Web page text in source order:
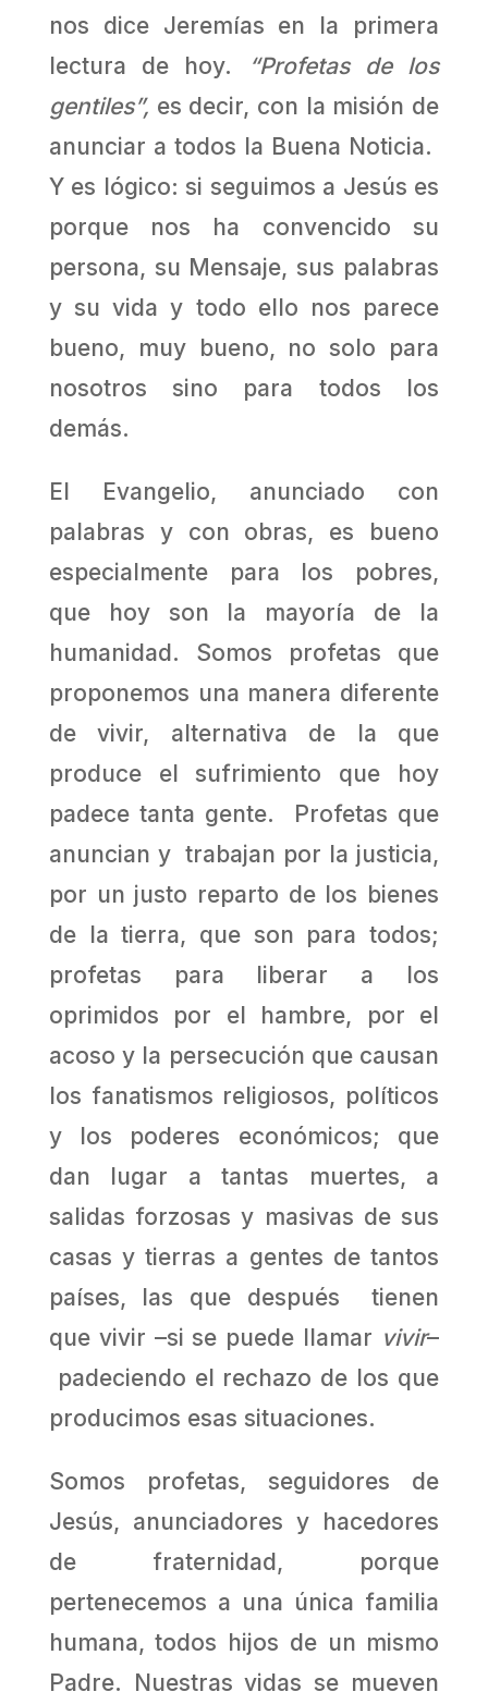
nos dice Jeremías en la primera
lectura de hoy.
“Profetas de los
gentiles”, es decir, con la misión de
anunciar a todos la Buena Noticia.
Y es lógico: si seguimos a Jesús es
porque nos ha convencido su
persona, su Mensaje, sus palabras
y su vida y todo ello nos parece
bueno, muy bueno, no solo para
nosotros sino para todos los
demás.
El Evangelio, anunciado con
palabras y con obras, es bueno
especialmente para los pobres,
que hoy son la mayoría de la
humanidad. Somos profetas que
proponemos una manera diferente
de vivir, alternativa de la que
produce el sufrimiento que hoy
padece tanta gente. Profetas que
anuncian y trabajan por la justicia,
por un justo reparto de los bienes
de la tierra, que son para todos;
profetas para liberar a los
oprimidos por el hambre, por el
acoso y la persecución que causan
los fanatismos religiosos, políticos
y los poderes económicos; que
dan lugar a tantas muertes, a
salidas forzosas y masivas de sus
casas y tierras a gentes de tantos
países, las que después tienen
que vivir –si se puede llamar vivir–
padeciendo el rechazo de los que
producimos esas situaciones.
Somos profetas, seguidores de
Jesús, anunciadores y hacedores
de fraternidad, porque
pertenecemos a una única familia
humana, todos hijos de un mismo
Padre. Nuestras vidas se mueven